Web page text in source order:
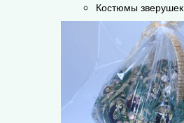
Костюмы зверушек